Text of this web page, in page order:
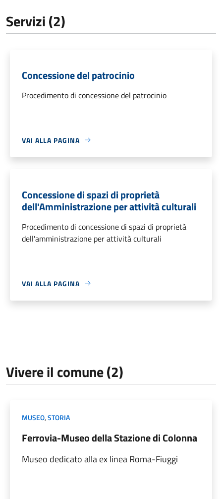
Servizi (2)
Concessione del patrocinio
Procedimento di concessione del patrocinio
VAI ALLA PAGINA
Concessione di spazi di proprietà
dell'Amministrazione per attività culturali
Procedimento di concessione di spazi di proprietà
dell'amministrazione per attività culturali
VAI ALLA PAGINA
Vivere il comune (2)
MUSEO,STORIA
Ferrovia-Museo della Stazione di Colonna
Museo dedicato alla ex linea Roma-Fiuggi